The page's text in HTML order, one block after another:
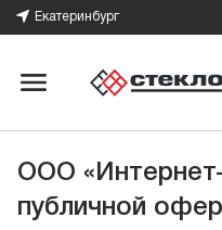
Екатеринбург
ООО
публичной